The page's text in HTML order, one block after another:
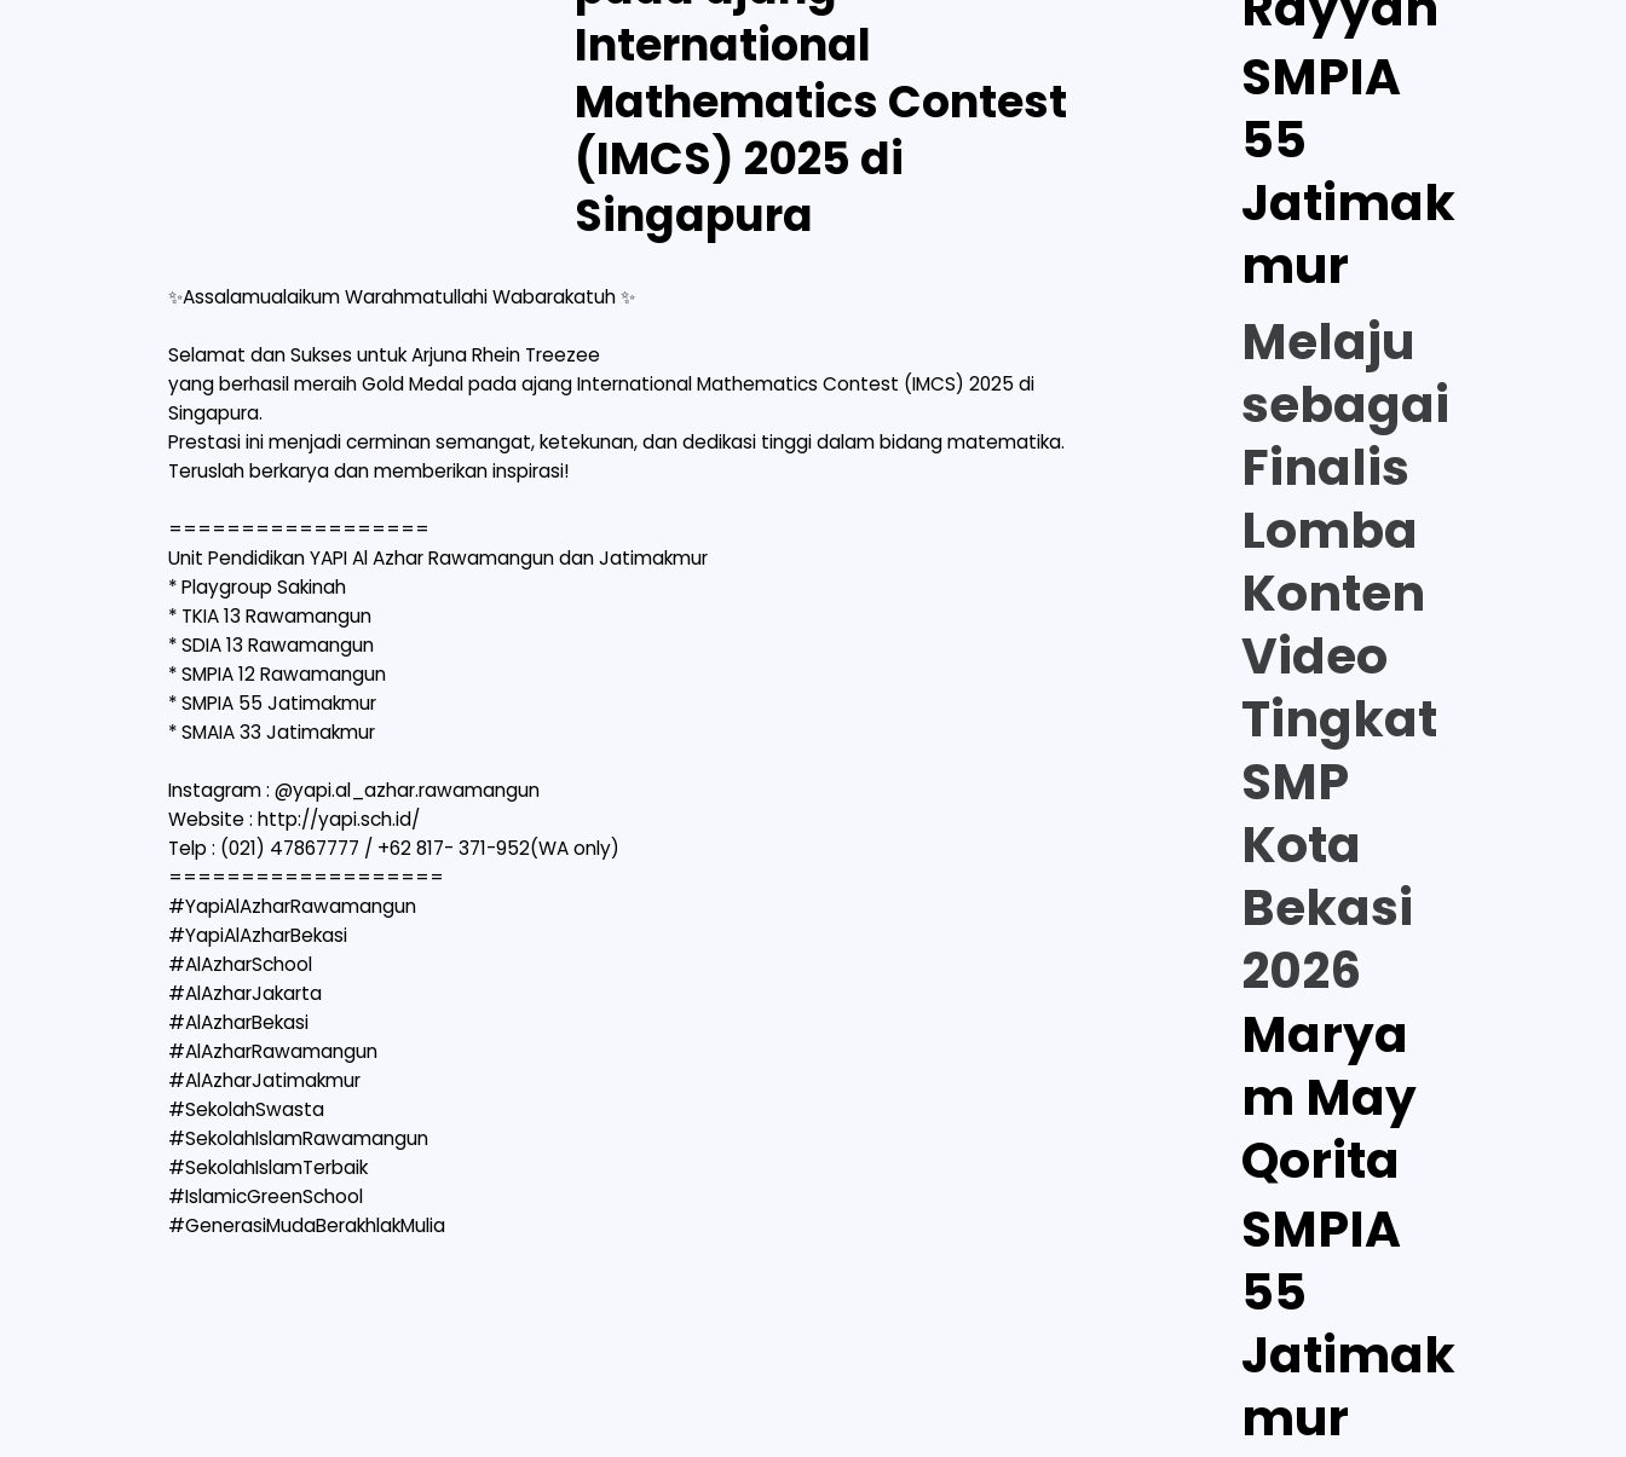
International
Mathematics Contest
(IMCS) 2025 di
Singapura
✨Assalamualaikum Warahmatullahi Wabarakatuh ✨
Selamat dan Sukses untuk Arjuna Rhein Treezee
yang berhasil meraih Gold Medal pada ajang International Mathematics Contest (IMCS) 2025 di
Singapura.
Prestasi ini menjadi cerminan semangat, ketekunan, dan dedikasi tinggi dalam bidang matematika.
Teruslah berkarya dan memberikan inspirasi!
==================
Unit Pendidikan YAPI Al Azhar Rawamangun dan Jatimakmur
* Playgroup Sakinah
* TKIA 13 Rawamangun
* SDIA 13 Rawamangun
* SMPIA 12 Rawamangun
* SMPIA 55 Jatimakmur
* SMAIA 33 Jatimakmur
Instagram : @yapi.al_azhar.rawamangun
Website : http://yapi.sch.id/
Telp : (021) 47867777 / +62 817- 371-952(WA only)
===================
#YapiAlAzharRawamangun
#YapiAlAzharBekasi
#AlAzharSchool
#AlAzharJakarta
#AlAzharBekasi
#AlAzharRawamangun
#AlAzharJatimakmur
#SekolahSwasta
#SekolahIslamRawamangun
#SekolahIslamTerbaik
#IslamicGreenSchool
#GenerasiMudaBerakhlakMulia
SMPIA
55
Jatimak
mur
Melaju
sebagai
Finalis
Lomba
Konten
Video
Tingkat
SMP
Kota
Bekasi
2026
Marya
m May
Qorita
SMPIA
55
Jatimak
mur